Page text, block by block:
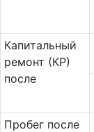
Ка­пи­таль­ный
ремонт (КР)
после
Пробег после